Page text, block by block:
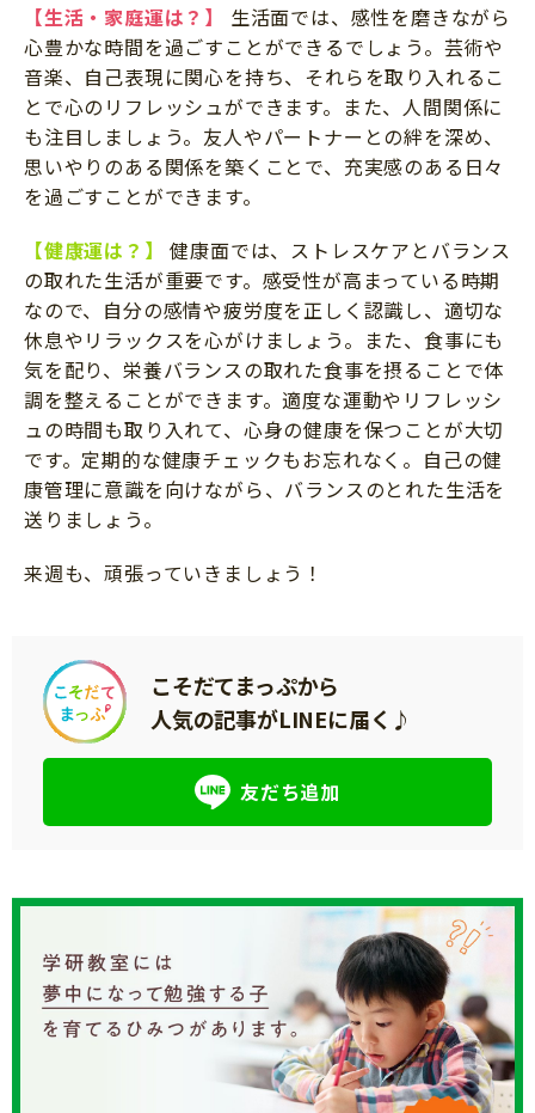
【生活・家庭運は？】 生活面では、感性を磨きながら
心豊かな時間を過ごすことができるでしょう。芸術や
音楽、自己表現に関心を持ち、それらを取り入れるこ
とで心のリフレッシュができます。また、人間関係に
も注目しましょう。友人やパートナーとの絆を深め、
思いやりのある関係を築くことで、充実感のある日々
を過ごすことができます。
【健康運は？】
健康面では、ストレスケアとバランス
の取れた生活が重要です。感受性が高まっている時期
なので、自分の感情や疲労度を正しく認識し、適切な
休息やリラックスを心がけましょう。また、食事にも
気を配り、栄養バランスの取れた食事を摂ることで体
調を整えることができます。適度な運動やリフレッシ
ュの時間も取り入れて、心身の健康を保つことが大切
です。定期的な健康チェックもお忘れなく。自己の健
康管理に意識を向けながら、バランスのとれた生活を
送りましょう。
来週も、頑張っていきましょう！
こそだてまっぷから
人気の記事がLINEに届く♪
友だち追加